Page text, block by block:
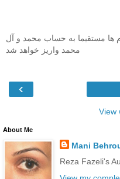
ها مستقیما به حساب محمد و آل
محمد واریز خواهد شد
‹
View
About Me
Mani
Reza Fazeli's